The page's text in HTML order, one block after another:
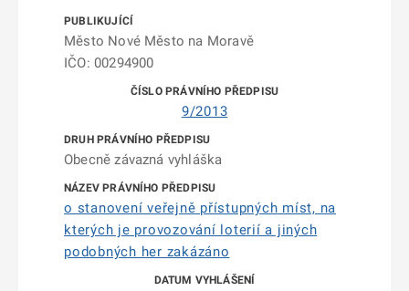
Město Nové Město na Moravě
IČO: 00294900
9/2013
Obecně závazná vyhláška
o stanovení veřejně přístupných míst, na
kterých je provozování loterií a jiných
podobných her zakázáno